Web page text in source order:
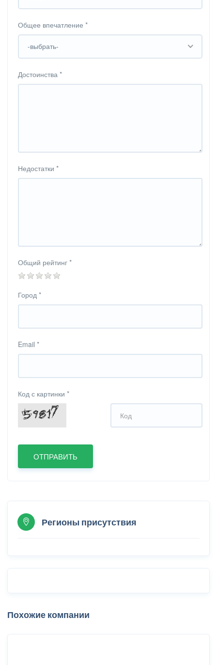
Общее впечатление *
-выбрать-
Достоинства *
Недостатки *
Общий рейтинг *
Город *
Email *
Код с картинки *
Регионы присутствия
Похожие компании